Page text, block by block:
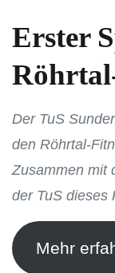
Erster
Der TuS
den Röhrtal-
Zusammen mit
der TuS dieses
Mehr